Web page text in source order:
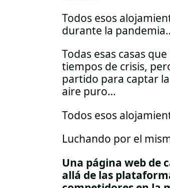
Todos esos
durante la
Todas esas casas
tiempos de crisis,
partido para captar
aire puro…
Todos esos
Luchando por el
Una página web de
allá de las